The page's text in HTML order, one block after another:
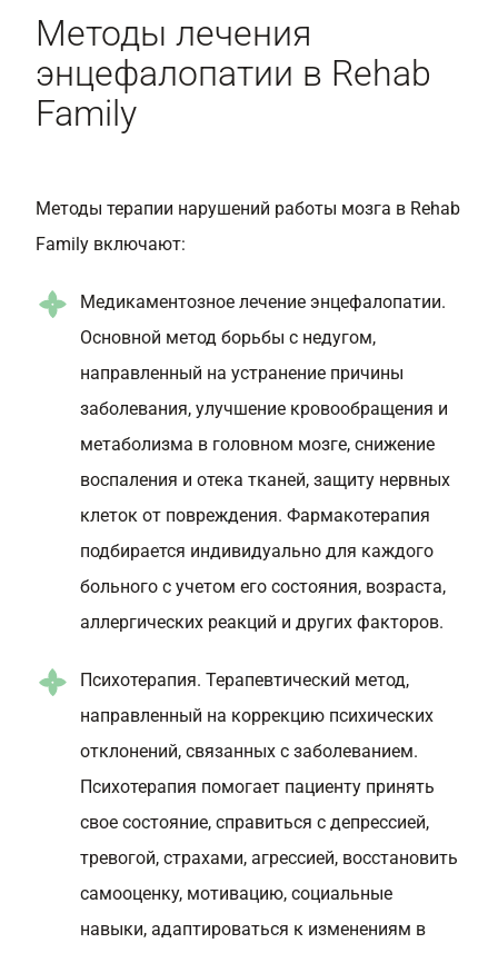
Методы лечения
энцефалопатии в Rehab
Family
Методы терапии нарушений работы мозга в Rehab
Family включают:
Медикаментозное лечение энцефалопатии.
Основной метод борьбы с недугом,
направленный на устранение причины
заболевания, улучшение кровообращения и
метаболизма в головном мозге, снижение
воспаления и отека тканей, защиту нервных
клеток от повреждения. Фармакотерапия
подбирается индивидуально для каждого
больного с учетом его состояния, возраста,
аллергических реакций и других факторов.
Психотерапия. Терапевтический метод,
направленный на коррекцию психических
отклонений, связанных с заболеванием.
Психотерапия помогает пациенту принять
свое состояние, справиться с депрессией,
тревогой, страхами, агрессией, восстановить
самооценку, мотивацию, социальные
навыки, адаптироваться к изменениям в